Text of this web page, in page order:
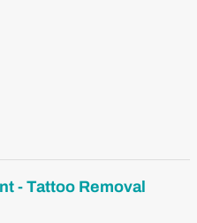
- Tattoo Removal